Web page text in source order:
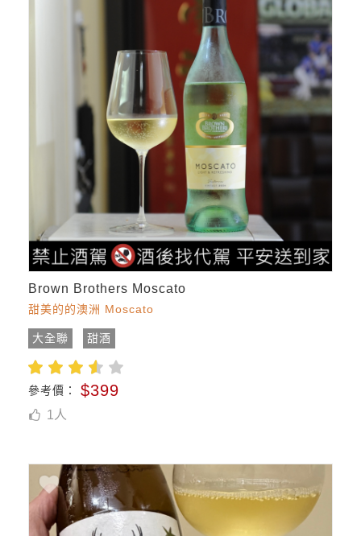
Brown Brothers Moscato
甜美的的澳洲 Moscato
大全聯 甜酒
參考價： $399
1 人